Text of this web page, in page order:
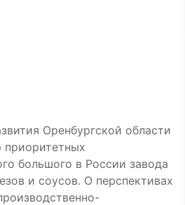
Оренбургской области
приоритетных
большого в России завода
и соусов. О перспективах